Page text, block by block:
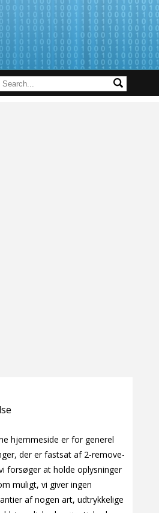
hjemmeside er for generel
der er fastsat af 2-remove-
forsøger at holde oplysninger
muligt, vi giver ingen
af nogen art, udtrykkelige